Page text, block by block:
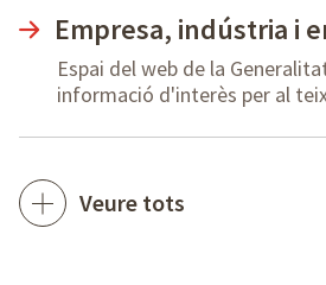
Empresa, indústria i
Espai del web de la
informació d'interès per al
Veure tots